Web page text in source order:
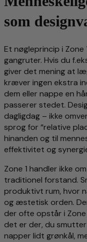
som
Et nøgleprincip i
gangruter. Hvis du
giver det mening at
kræver ingen ekstra
dem eller nappe en
passerer stedet.
dagligdag – ikke
sprog for “relative
hinanden og til
effektivitet og
Zone 1 handler ikke
traditionel forstand.
produktivt rum, hvor
og æstetisk orden.
der ofte opstår i
det er der, du
napper lidt grønkål,